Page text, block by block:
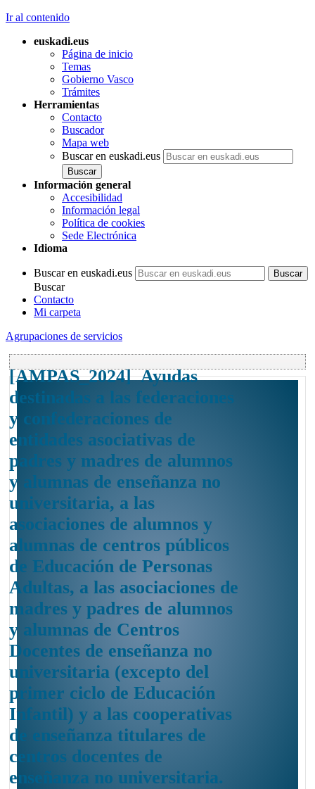
Ir al contenido
euskadi.eus
Página de inicio
Temas
Gobierno Vasco
Trámites
Herramientas
Contacto
Buscador
Mapa web
Buscar en euskadi.eus
Información general
Accesibilidad
Información legal
Política de cookies
Sede Electrónica
Idioma
Buscar en euskadi.eus
Buscar
Contacto
Mi carpeta
Agrupaciones de servicios
[AMPAS_2024] Ayudas
destinadas a las federaciones
y confederaciones de
entidades asociativas de
padres y madres de alumnos
y alumnas de enseñanza no
universitaria, a las
asociaciones de alumnos y
alumnas de centros públicos
de Educación de Personas
Adultas, a las asociaciones de
madres y padres de alumnos
y alumnas de Centros
Docentes de enseñanza no
universitaria (excepto del
primer ciclo de Educación
Infantil) y a las cooperativas
de enseñanza titulares de
centros docentes de
enseñanza no universitaria.